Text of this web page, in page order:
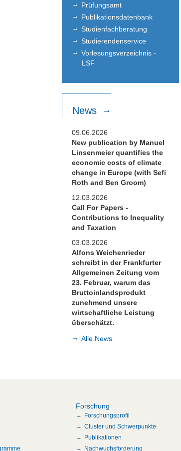
Prüfungsamt
Publikationsdatenbank
Studienfachberatung
Studierendenservice
Vorlesungsverzeichnis -
LSF
News
09.06.2026
New publication by Manuel
Linsenmeier quantifies the
economic costs of climate
change in Europe (with Sefi
Roth and Ben Groom)
12.03.2026
Call For Papers -
Contributions to Inequality
and Taxation
03.03.2026
Alfons Weichenrieder
schreibt in der Frankfurter
Allgemeinen Zeitung vom
23. Februar, warum das
Bruttoinlandsprodukt
zunehmend unsere
wirtschaftliche Leistung
überschätzt.
Alle News
Forschung
Forschungsprofil
Cluster und Schwerpunkte
Publikationen
Nachwuchsförderung